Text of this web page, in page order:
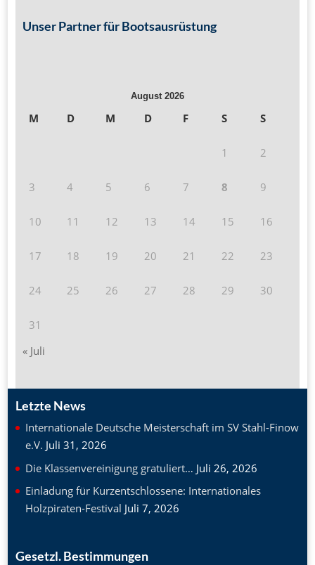
Unser Partner für Bootsausrüstung
August 2026
M D M D F S S
1 2
3 4 5 6 7 8 9
10 11 12 13 14 15 16
17 18 19 20 21 22 23
24 25 26 27 28 29 30
31
« Juli
Letzte News
Internationale Deutsche Meisterschaft im SV Stahl-Finow
e.V. Juli 31, 2026
Die Klassenvereinigung gratuliert… Juli 26, 2026
Einladung für Kurzentschlossene: Internationales
Holzpiraten-Festival Juli 7, 2026
Gesetzl. Bestimmungen